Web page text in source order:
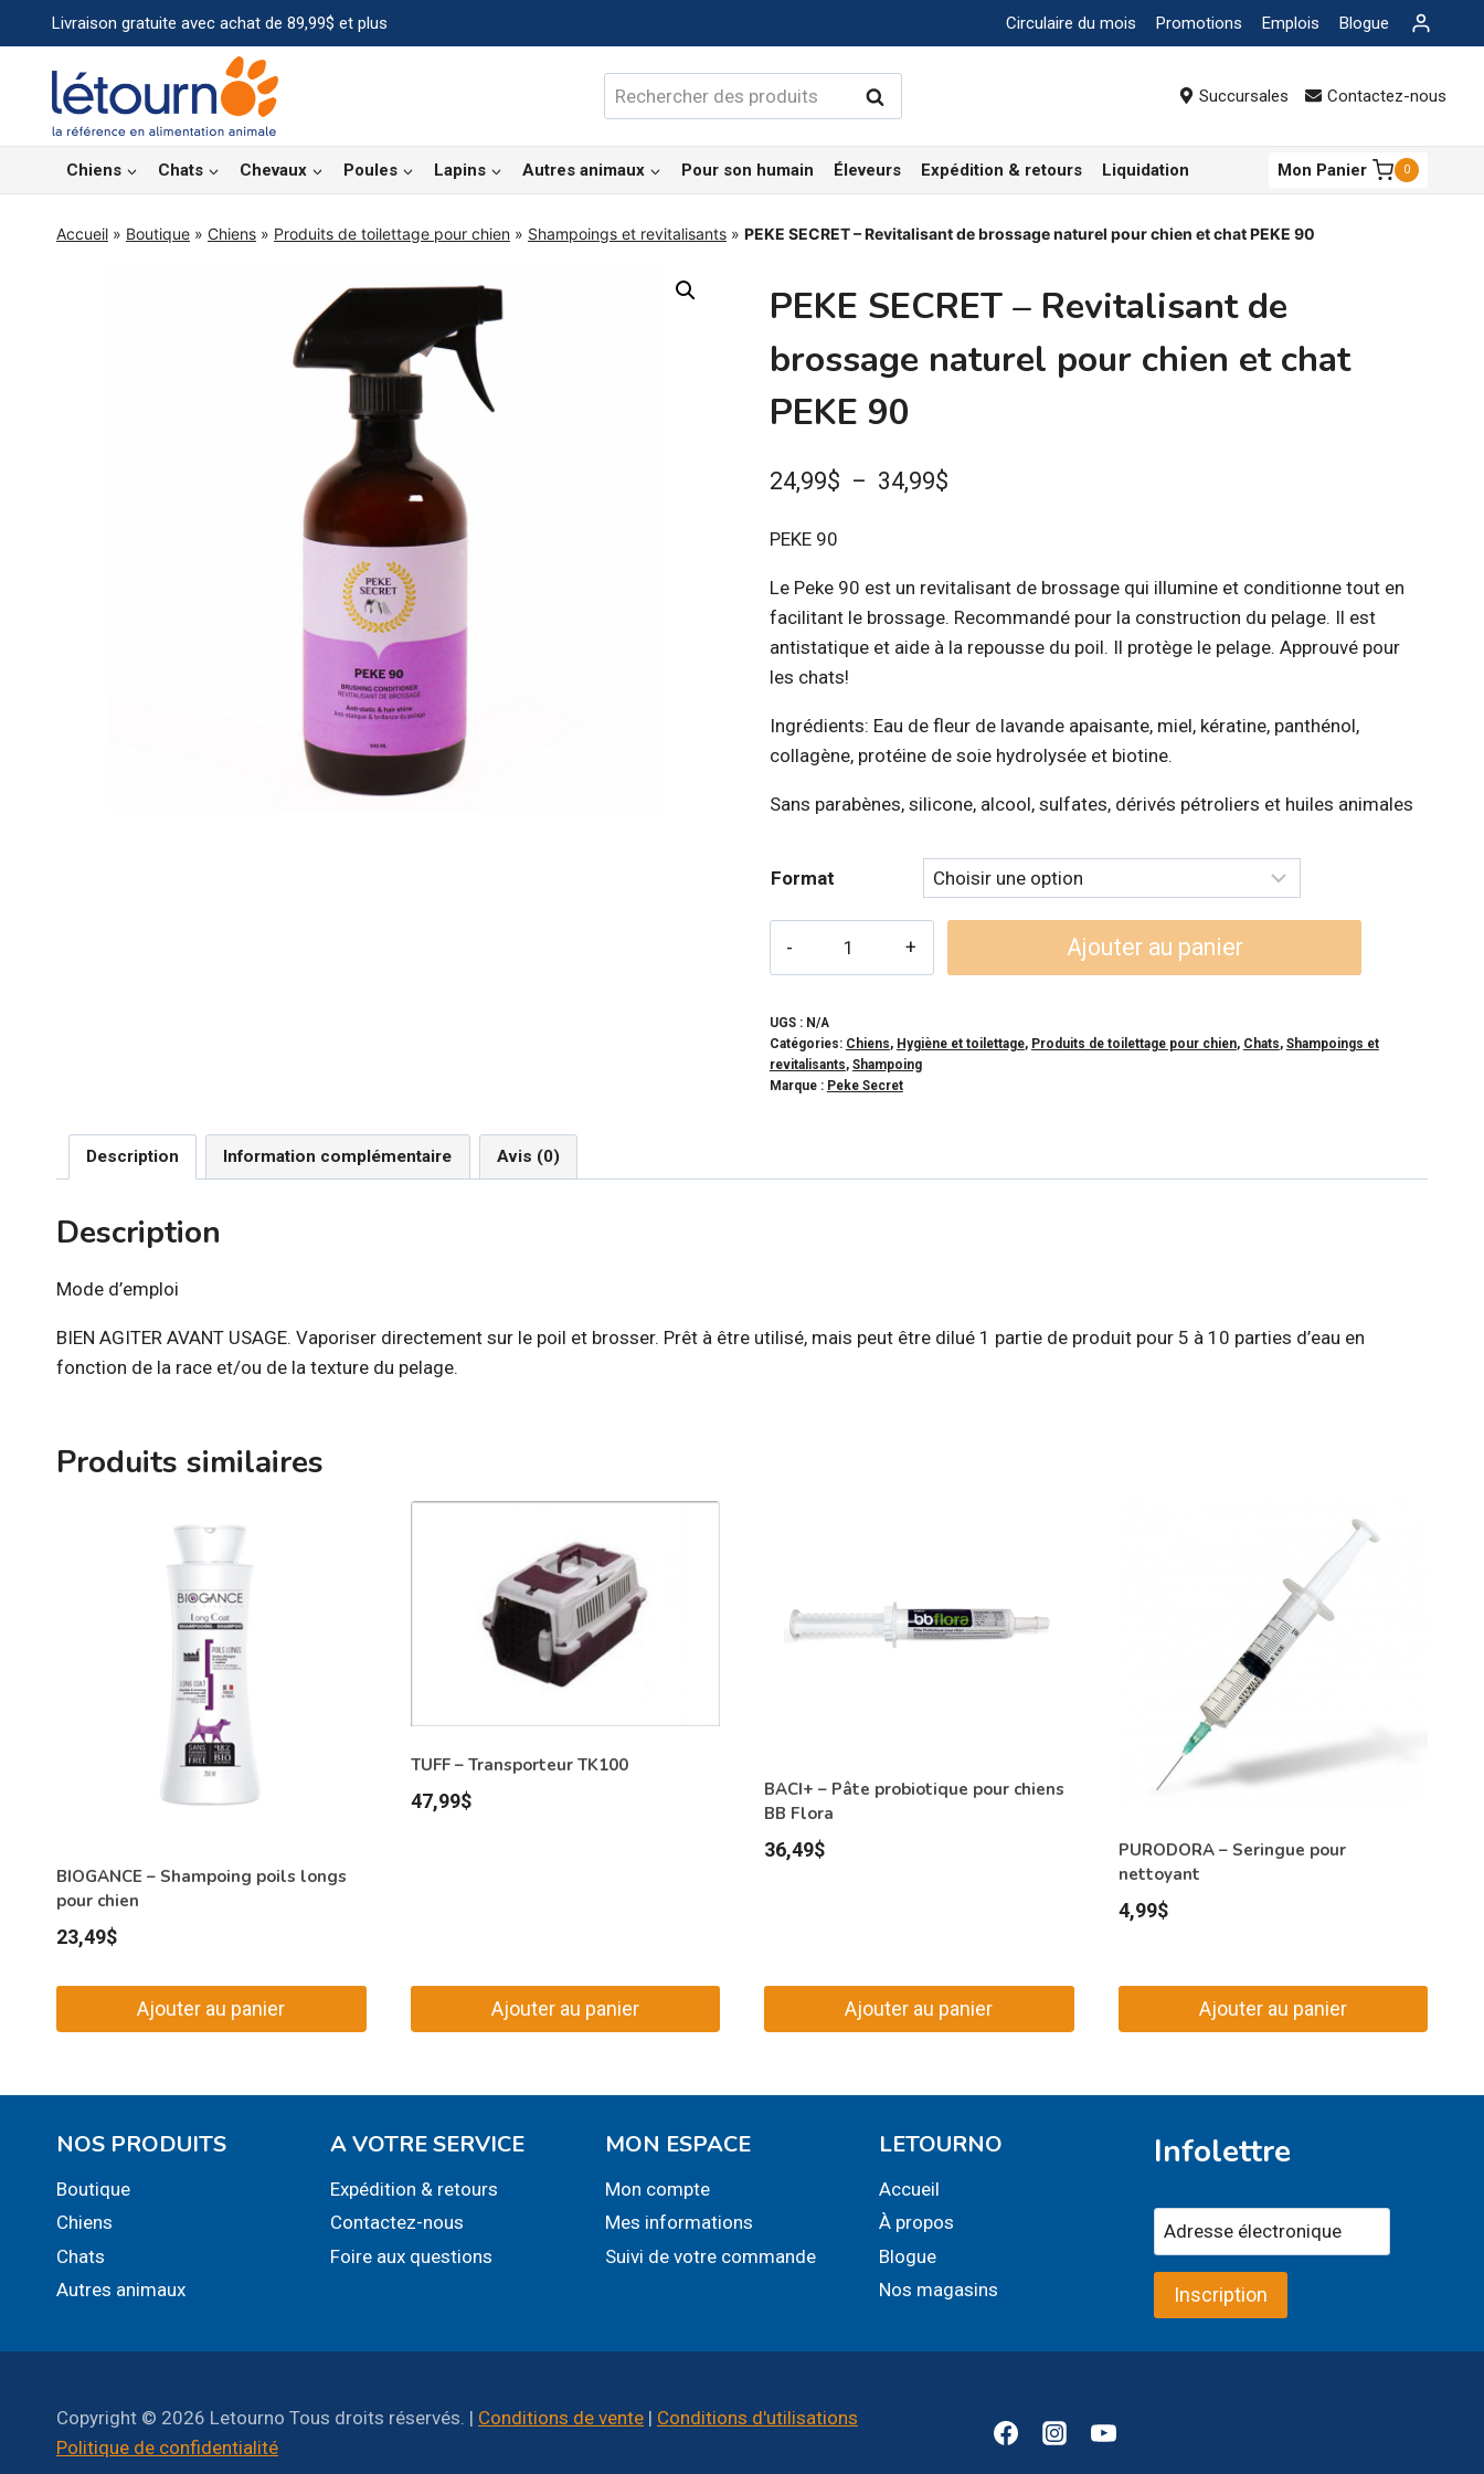
au
contenu
Livraison gratuite avec achat de 89,99$ et plus Circulaire du mois Promotions Emplois Blogue
Rechercher : Rechercher Succursales Contactez-nous
Chiens Chats Chevaux Poules Lapins Autres animaux Pour son humain Éleveurs Expédition & retours Liquidation Mon Panier 0
Accueil » Boutique » Chiens » Produits de toilettage pour chien » Shampoings et revitalisants » PEKE SECRET – Revitalisant de brossage naturel pour chien et chat PEKE 90
PEKE SECRET – Revitalisant de
brossage naturel pour chien et chat
PEKE 90
24,99$ – 34,99$Plage
24,99$
à
PEKE 90
Le Peke 90 est un revitalisant de brossage qui illumine et conditionne tout en
facilitant le brossage. Recommandé pour la construction du pelage. Il est
antistatique et aide à la repousse du poil. Il protège le pelage. Approuvé pour
les chats!
Ingrédients: Eau de fleur de lavande apaisante, miel, kératine, panthénol,
collagène, protéine de soie hydrolysée et biotine.
Sans parabènes, silicone, alcool, sulfates, dérivés pétroliers et huiles animales
Format
SECRET
-
Revitalisant
90
Ajouter au panier
UGS : N/A
Catégories: Chiens, Hygiène et toilettage, Produits de toilettage pour chien, Chats, Shampoings et
revitalisants, Shampoing
Marque : Peke Secret
Description Information complémentaire Avis (0)
Description
Mode d’emploi
BIEN AGITER AVANT USAGE. Vaporiser directement sur le poil et brosser. Prêt à être utilisé, mais peut être dilué 1 partie de produit pour 5 à 10 parties d’eau en
fonction de la race et/ou de la texture du pelage.
Produits similaires
BIOGANCE – Shampoing poils longs
pour chien
23,49$
Ajouter au panier
TUFF – Transporteur TK100
47,99$
Ajouter au panier
BACI+ – Pâte probiotique pour chiens
BB Flora
36,49$
Ajouter au panier
PURODORA – Seringue pour
nettoyant
4,99$
Ajouter au panier
NOS PRODUITS
Boutique
Chiens
Chats
Autres animaux
A VOTRE SERVICE
Expédition & retours
Contactez-nous
Foire aux questions
MON ESPACE
Mon compte
Mes informations
Suivi de votre commande
LETOURNO
Accueil
À propos
Blogue
Nos magasins
Infolettre
Inscription
Copyright © 2026 Letourno Tous droits réservés. | Conditions de vente | Conditions d'utilisations
Politique de confidentialité